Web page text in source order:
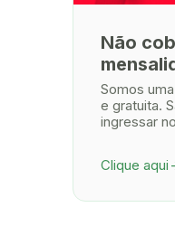
Não
Somos
e gratuita.
ingressar
Clique aqui